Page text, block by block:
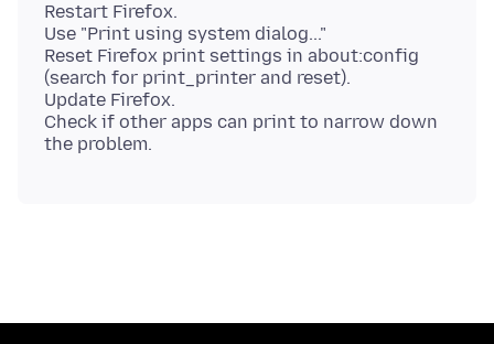
Restart Firefox.
Use "Print using system dialog..."
Reset Firefox print settings in about:config
(search for print_printer and reset).
Update Firefox.
Check if other apps can print to narrow down